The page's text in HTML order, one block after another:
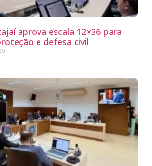
aprova escala 12×36 para
e defesa civil